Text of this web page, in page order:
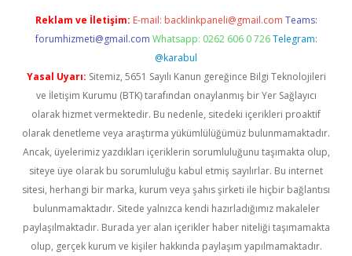
Reklam ve İletişim: E-mail: backlinkpaneli@gmail.com Teams:
forumhizmeti@gmail.com Whatsapp: 0262 606 0 726 Telegram:
@karabul
Yasal Uyarı: Sitemiz, 5651 Sayılı Kanun gereğince Bilgi Teknolojileri
ve İletişim Kurumu (BTK) tarafından onaylanmış bir Yer Sağlayıcı
olarak hizmet vermektedir. Bu nedenle, sitedeki içerikleri proaktif
olarak denetleme veya araştırma yükümlülüğümüz bulunmamaktadır.
Ancak, üyelerimiz yazdıkları içeriklerin sorumluluğunu taşımakta olup,
siteye üye olarak bu sorumluluğu kabul etmiş sayılırlar. Bu internet
sitesi, herhangi bir marka, kurum veya şahıs şirketi ile hiçbir bağlantısı
bulunmamaktadır. Sitede yalnızca kendi hazırladığımız makaleler
paylaşılmaktadır. Burada yer alan içerikler haber niteliği taşımamakta
olup, gerçek kurum ve kişiler hakkında paylaşım yapılmamaktadır.